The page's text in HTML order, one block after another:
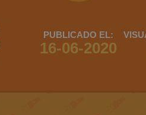
PUBLICADO EL:
16-06-2020